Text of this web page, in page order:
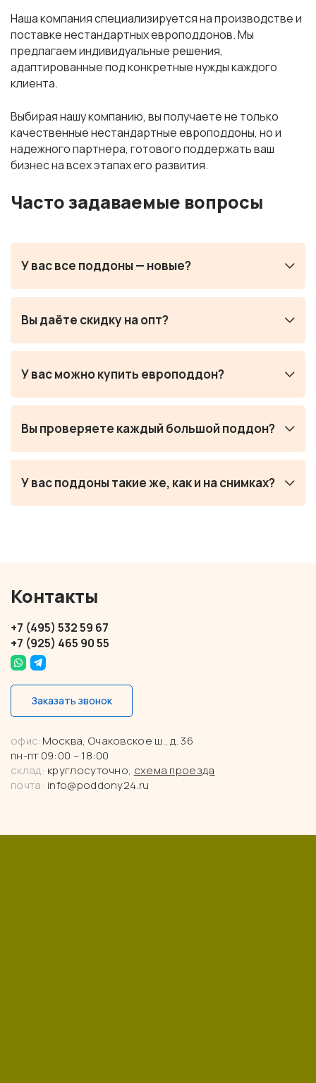
Наша компания специализируется на производстве и
поставке нестандартных европоддонов. Мы
предлагаем индивидуальные решения,
адаптированные под конкретные нужды каждого
клиента.
Выбирая нашу компанию, вы получаете не только
качественные нестандартные европоддоны, но и
надежного партнера, готового поддержать ваш
бизнес на всех этапах его развития.
Часто задаваемые вопросы
У вас все поддоны — новые?
Вы даёте скидку на опт?
У вас можно купить европоддон?
Вы проверяете каждый большой поддон?
У вас поддоны такие же, как и на снимках?
Контакты
+7 (495) 532 59 67
+7 (925) 465 90 55
Заказать звонок
офис:Москва, Очаковское ш., д. 36
пн-пт 09:00 – 18:00
склад: круглосуточно, схема проезда
почта: info@poddony24.ru